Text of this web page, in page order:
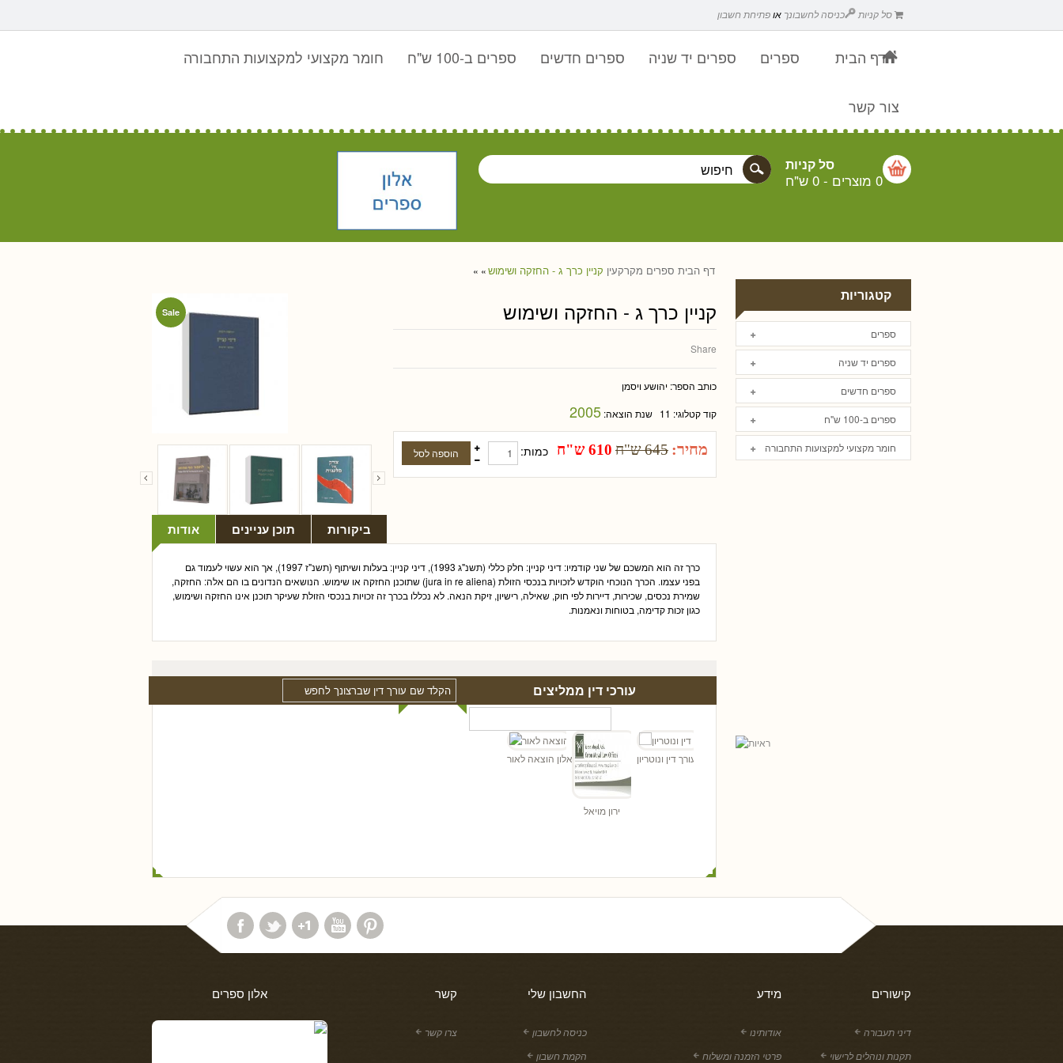
סל קניות כניסה לחשבונך אופתיחת חשבון
דף הבית ספרים ספרים יד שניה ספרים חדשים ספרים ב-100 ש"ח חומר מקצועי למקצועות התחבורה
צור קשר
סל קניות
0 מוצרים - 0 ש"ח
דף הבית » ספרים מקרקעין » קניין כרך ג - החזקה ושימוש
Sale קניין כרך ג - החזקה ושימוש
Share
כותב הספר:יהושע ויסמן
קוד קטלוגי: 11 שנת הוצאה:2005
מחיר: 645 ש"ח 610 ש"ח כמות:
אודות תוכן עניינים ביקורות
כרך זה הוא המשכם של שני קודמיו: דיני קניין: חלק כללי (תשנ"ג 1993), דיני קניין: בעלות ושיתוף (תשנ"ז 1997), אך הוא עשוי לעמוד גם
בפני עצמו. הכרך הנוכחי הוקדש לזכויות בנכסי הזולת (jura in re aliena) שתוכנן החזקה או שימוש. הנושאים הנדונים בו הם אלה: החזקה,
שמירת נכסים, שכירות, דיירות לפי חוק, שאילה, רישיון, זיקת הנאה. לא נכללו בכרך זה זכויות בנכסי הזולת שעיקר תוכנן אינו החזקה ושימוש,
כגון זכות קדימה, בטוחות ונאמנות.
עורכי דין ממליצים
אלון הוצאה לאור
ירון מויאל
שי כהן - עורך דין ונוטריון
קטגוריות
ספרים
ספרים יד שניה
ספרים חדשים
ספרים ב-100 ש"ח
חומר מקצועי למקצועות התחבורה
אלון ספרים קשר
צרו קשר
החשבון שלי
כניסה לחשבון
הקמת חשבון
מידע
אודותינו
פרטי הזמנה ומשלוח
קישורים
דיני תעבורה
תקנות ונוהלים לרישוי